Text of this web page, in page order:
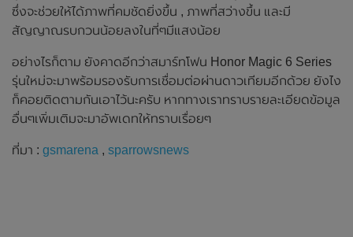
ซึ่งจะช่วยให้ได้ภาพที่คมชัดยิ่งขึ้น , ภาพที่สว่างขึ้น และมี
สัญญาณรบกวนน้อยลงในที่ๆมีแสงน้อย
อย่างไรก็ตาม ยังคาดอีกว่าสมาร์ทโฟน Honor Magic 6 Series
รุ่นใหม่จะมาพร้อมรองรับการเชื่อมต่อผ่านดาวเทียมอีกด้วย ยังไง
ก็คอยติดตามกันเอาไว้นะครับ หากทางเราทราบรายละเอียดข้อมูล
อื่นๆเพิ่มเติมจะมาอัพเดทให้ทราบเรื่อยๆ
ที่มา : gsmarena , sparrowsnews